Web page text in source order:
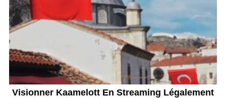
Visionner Kaamelott En Streaming Légalement